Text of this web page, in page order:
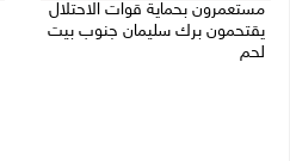
مستعمرون بحماية قوات الاحتلال
يقتحمون برك سليمان جنوب بيت
لحم